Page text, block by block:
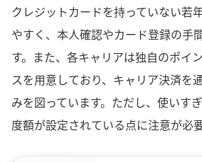
クレジットカードを持っていない若
やすく、本人確認やカード登録の手
す。また、各キャリアは独自のポイ
スを用意しており、キャリア決済を
みを図っています。ただし、使いす
度額が設定されている点に注意が必要